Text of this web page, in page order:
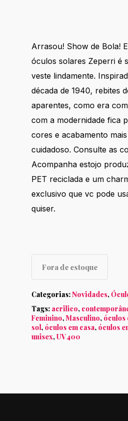
Arrasou! Show de Bola!
óculos solares Zeperri é
veste lindamente.
década de 1940, rebites
aparentes, como era
com a modernidade fica
cores e acabamento
cuidadoso. Consulte as
Acompanha estojo
PET reciclada e um
exclusivo que vc pode
quiser.
Fora de estoque
Categorias:Novidades,
Tags: acrilico,
Feminino,Masculino, óculos
sol, óculos em casa, óculos
unisex,UV400